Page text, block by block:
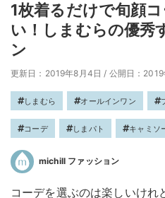
1枚着るだけで旬顔
い！しまむらの優秀
ン
更新日：2019年8月4日 / 公開日：
しまむら オールインワン
コーデ しまパト キャミソ
michill ファッション
コーデを選ぶのは楽しいけ